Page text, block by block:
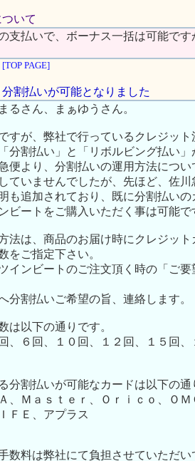
いて
支払いで、ボーナス一括は可能です
[TOP PAGE]
割払いが可能となりました
るさん、まぁゆうさん。
すが、弊社で行っているクレジッ
分割払い」と「リボルビング払い
便より、分割払いの運用方法につ
ていませんでしたが、先ほど、佐
も追加されており、既に分割払い
ビートをご購入いただく事は可能で
法は、商品のお届け時にクレジッ
をご指定下さい。
インビートのご注文頂く時の「ご
分割払いご希望の旨、連絡します。
は以下の通りです。
、６回、１０回、１２回、１５回
分割払いが可能なカードは以下の通
、Ｍａｓｔｅｒ、Ｏｒｉｃｏ、Ｏ
ＦＥ、アプラス
数料は弊社にて負担させていただ